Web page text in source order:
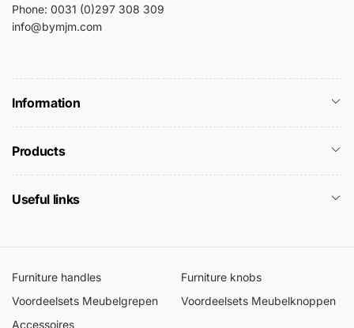
Phone: 0031 (0)297 308 309
info@bymjm.com
Information
Products
Useful links
Furniture handles
Furniture knobs
Voordeelsets Meubelgrepen
Voordeelsets Meubelknoppen
Accessoires